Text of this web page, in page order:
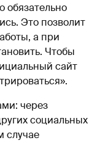
обязательно
Это позволит
а при
Чтобы
сайт
через
социальных
случае